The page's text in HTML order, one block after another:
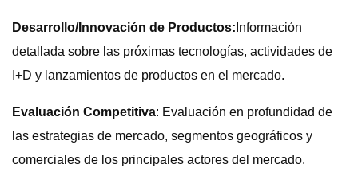
Desarrollo/Innovación de Productos: Información
detallada sobre las próximas tecnologías, actividades de
I+D y lanzamientos de productos en el mercado.
Evaluación Competitiva: Evaluación en profundidad de
las estrategias de mercado, segmentos geográficos y
comerciales de los principales actores del mercado.